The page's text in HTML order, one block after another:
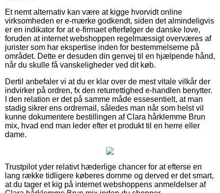
Et nemt alternativ kan være at kigge hvorvidt online
virksomheden er e-mærke godkendt, siden det almindeligvis
er en indikator for at e-firmaet efterfølger de danske love,
foruden at internet webshoppen regelmæssigt overværes af
jurister som har ekspertise inden for bestemmelserne på
området. Dette er desuden din genvej til en hjælpende hånd,
når du skulle få vanskeligheder ved dit køb.
Dertil anbefaler vi at du er klar over de mest vitale vilkår der
indvirker på ordren, fx den returrettighed e-handlen benytter.
I den relation er det på samme måde essesentielt, at man
stadig sikrer ens ordremail, således man når som helst vil
kunne dokumentere bestillingen af Clara hårklemme Brun
mix, hvad end man leder efter et produkt til en herre eller
dame.
Trustpilot yder relativt hæderlige chancer for at efterse en
lang række tidligere køberes domme og derved er det smart,
at du tager et kig på internet webshoppens anmeldelser af